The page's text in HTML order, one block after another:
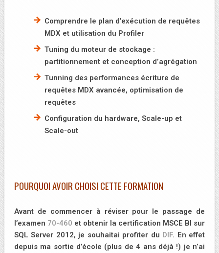
Comprendre le plan d’exécution de requêtes
MDX et utilisation du Profiler
Tuning du moteur de stockage :
partitionnement et conception d’agrégation
Tunning des performances écriture de
requêtes MDX avancée, optimisation de
requêtes
Configuration du hardware, Scale-up et
Scale-out
POURQUOI AVOIR CHOISI CETTE FORMATION
Avant de commencer à réviser pour le passage de
l’examen 70-460 et obtenir la certification MSCE BI sur
SQL Server 2012, je souhaitai profiter du DIF. En effet
depuis ma sortie d’école (plus de 4 ans déjà !) je n’ai